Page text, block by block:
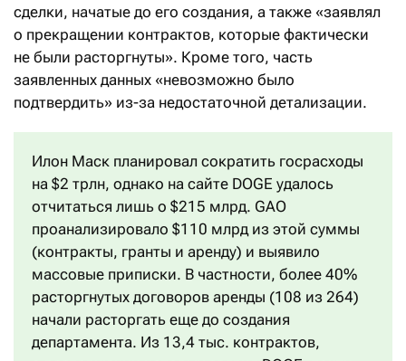
сделки, начатые до его создания, а также «заявлял
о прекращении контрактов, которые фактически
не были расторгнуты». Кроме того, часть
заявленных данных «невозможно было
подтвердить» из-за недостаточной детализации.
Илон Маск планировал сократить госрасходы
на $2 трлн, однако на сайте DOGE удалось
отчитаться лишь о $215 млрд. GAO
проанализировало $110 млрд из этой суммы
(контракты, гранты и аренду) и выявило
массовые приписки. В частности, более 40%
расторгнутых договоров аренды (108 из 264)
начали расторгать еще до создания
департамента. Из 13,4 тыс. контрактов,